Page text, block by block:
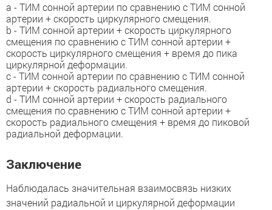
a - ТИМ сонной артерии по сравнению с ТИМ сонной
артерии + скорость циркулярного смещения.
b - ТИМ сонной артерии + скорость циркулярного
смещения по сравнению с ТИМ сонной артерии +
скорость циркулярного смещения + время до пика
циркулярной деформации.
c - ТИМ сонной артерии по сравнению с ТИМ сонной
артерии + скорость радиального смещения.
d - ТИМ сонной артерии + скорость радиального
смещения по сравнению с ТИМ сонной артерии +
скорость радиального смещения + время до пиковой
радиальной деформации.
Заключение
Наблюдалась значительная взаимосвязь низких
значений радиальной и циркулярной деформации